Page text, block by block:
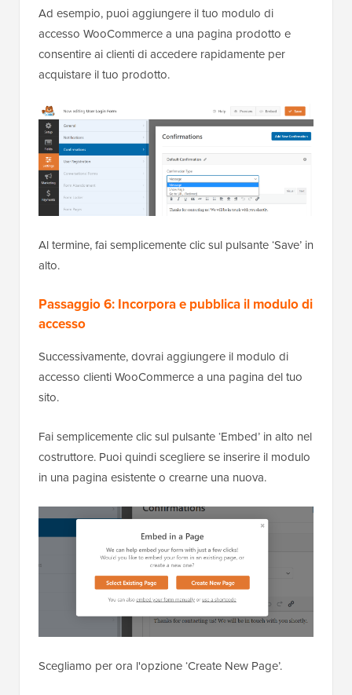
Ad esempio, puoi aggiungere il tuo modulo di
accesso WooCommerce a una pagina prodotto e
consentire ai clienti di accedere rapidamente per
acquistare il tuo prodotto.
Al termine, fai semplicemente clic sul pulsante ‘Save’ in
alto.
Passaggio 6: Incorpora e pubblica il modulo di
accesso
Successivamente, dovrai aggiungere il modulo di
accesso clienti WooCommerce a una pagina del tuo
sito.
Fai semplicemente clic sul pulsante ‘Embed’ in alto nel
costruttore. Puoi quindi scegliere se inserire il modulo
in una pagina esistente o crearne una nuova.
Scegliamo per ora l'opzione ‘Create New Page’.